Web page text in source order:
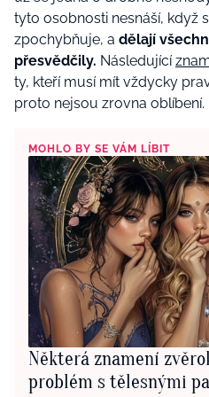
tyto osobnosti nesnáší, když
zpochybňuje, a dělají
přesvědčily. Následující
ty, kteří musí mít vždycky
proto nejsou zrovna oblíbení.
MOHLO BY SE VÁM LÍBIT
Některá znamení
problém s tělesnými